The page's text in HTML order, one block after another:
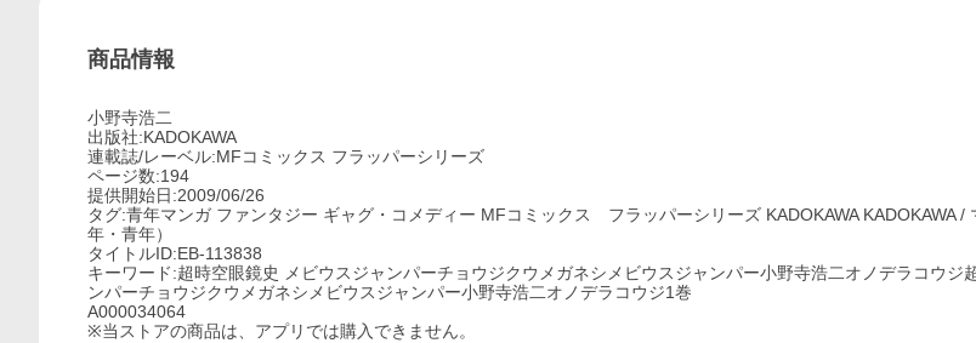
商品情報
小野寺浩二
出版社:KADOKAWA
連載誌/レーベル:MFコミックス フラッパーシリーズ
ページ数:194
提供開始日:2009/06/26
タグ:青年マンガ ファンタジー ギャグ・コメディー MFコミックス フラッパーシリーズ KADOKAWA KADOKAWA /
年・青年）
タイトルID:EB-113838
キーワード:超時空眼鏡史 メビウスジャンパーチョウジクウメガネシメビウスジャンパー小野寺浩二オノデラコウジ
ンパーチョウジクウメガネシメビウスジャンパー小野寺浩二オノデラコウジ1巻
A000034064
※当ストアの商品は、アプリでは購入できません。